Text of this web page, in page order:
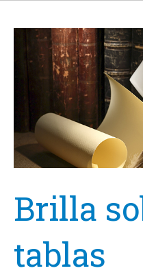
Brilla
tablas